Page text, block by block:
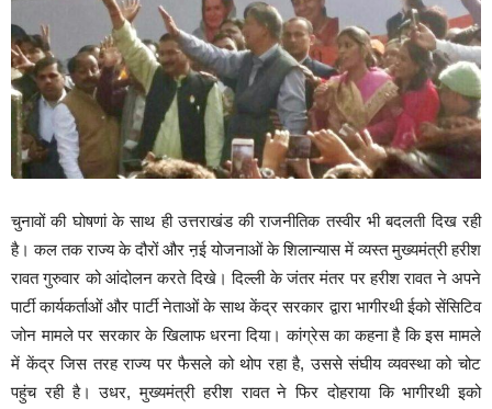
चुनावों की घोषणां के साथ ही उत्तराखंड की राजनीतिक तस्वीर भी बदलती दिख रही
है। कल तक राज्य के दौरों और ऩई योजनाओं के शिलान्यास में व्यस्त मुख्यमंत्री हरीश
रावत गुरुवार को आंदोलन करते दिखे। दिल्ली के जंतर मंतर पर हरीश रावत ने अपने
पार्टी कार्यकर्ताओं और पार्टी नेताओं के साथ केंद्र सरकार द्वारा भागीरथी ईको सेंसिटिव
जोन मामले पर सरकार के खिलाफ धरना दिया। कांग्रेस का कहना है कि इस मामले
में केंद्र जिस तरह राज्य पर फैसले को थोप रहा है, उससे संघीय व्यवस्था को चोट
पहुंच रही है। उधर, मुख्यमंत्री हरीश रावत ने फिर दोहराया कि भागीरथी इको